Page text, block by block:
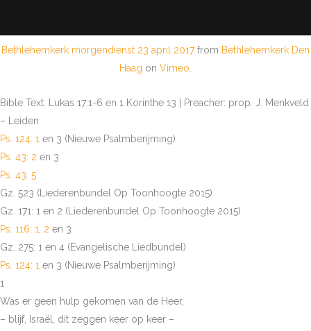
Bethlehemkerk morgendienst 23 april 2017from Bethlehemkerk Den
Haag on Vimeo
Bible Text: Lukas 17:1-6 en 1 Korinthe 13 | Preacher: prop. J. Menkveld
– Leiden
Ps. 124: 1 en 3 (Nieuwe Psalmberijming)
Ps. 43: 2 en 3
Ps. 43: 5
Gz. 523 (Liederenbundel Op Toonhoogte 2015)
Gz. 171: 1 en 2 (Liederenbundel Op Toonhoogte 2015)
Ps. 116: 1
2 en 3
Gz. 275: 1 en 4 (Evangelische Liedbundel)
Ps. 124: 1 en 3 (Nieuwe Psalmberijming)
1
Was er geen hulp gekomen van de Heer,
– blijf, Israël, dit zeggen keer op keer –